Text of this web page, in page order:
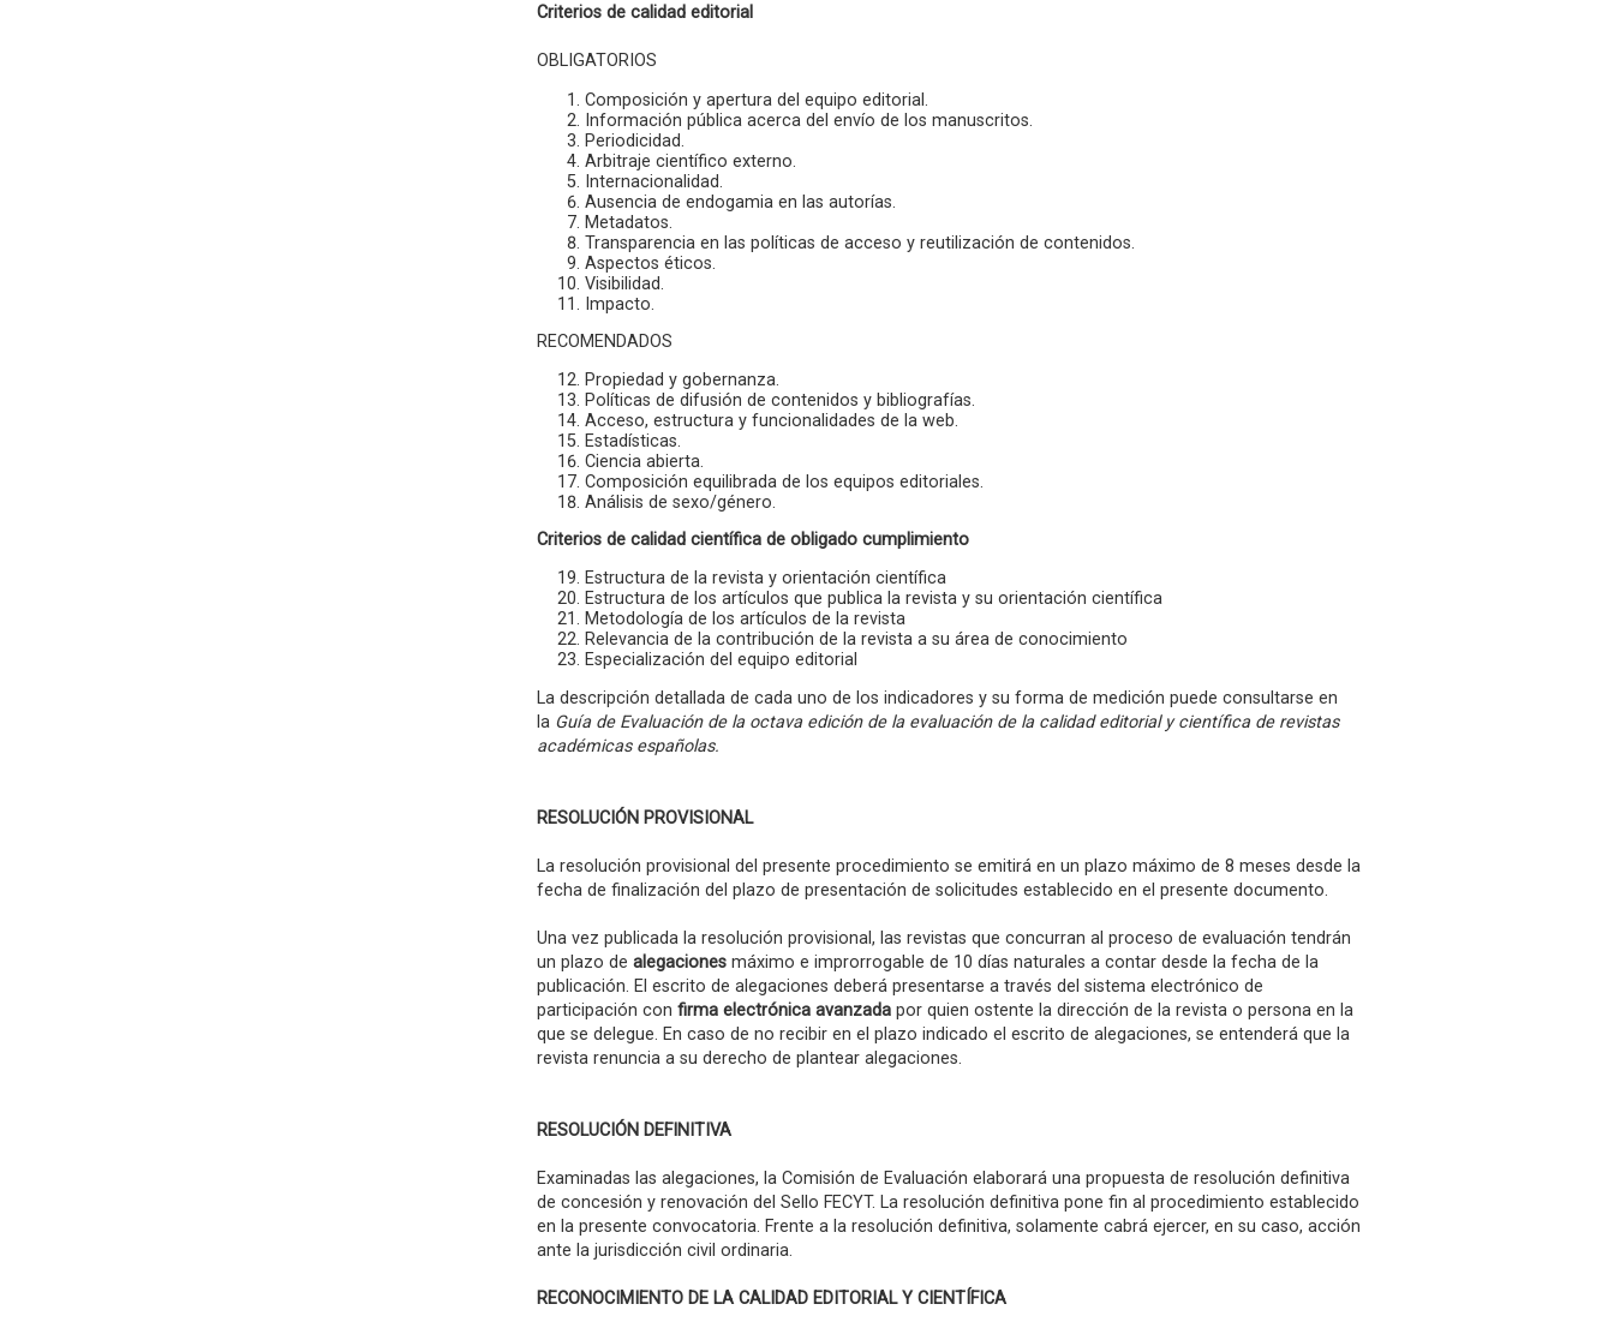
Criterios de calidad editorial
OBLIGATORIOS
Composición y apertura del equipo editorial.
Información pública acerca del envío de los manuscritos.
Periodicidad.
Arbitraje científico externo.
Internacionalidad.
Ausencia de endogamia en las autorías.
Metadatos.
Transparencia en las políticas de acceso y reutilización de contenidos.
Aspectos éticos.
Visibilidad.
Impacto.
RECOMENDADOS
Propiedad y gobernanza.
Políticas de difusión de contenidos y bibliografías.
Acceso, estructura y funcionalidades de la web.
Estadísticas.
Ciencia abierta.
Composición equilibrada de los equipos editoriales.
Análisis de sexo/género.
Criterios de calidad científica de obligado cumplimiento
Estructura de la revista y orientación científica
Estructura de los artículos que publica la revista y su orientación científica
Metodología de los artículos de la revista
Relevancia de la contribución de la revista a su área de conocimiento
Especialización del equipo editorial
La descripción detallada de cada uno de los indicadores y su forma de medición puede consultarse en
la Guía de Evaluación de la octava edición de la evaluación de la calidad editorial y científica de revistas
académicas españolas.
RESOLUCIÓN PROVISIONAL
La resolución provisional del presente procedimiento se emitirá en un plazo máximo de 8 meses desde la
fecha de finalización del plazo de presentación de solicitudes establecido en el presente documento.
Una vez publicada la resolución provisional, las revistas que concurran al proceso de evaluación tendrán
un plazo de alegaciones máximo e improrrogable de 10 días naturales a contar desde la fecha de la
publicación. El escrito de alegaciones deberá presentarse a través del sistema electrónico de
participación con firma electrónica avanzada por quien ostente la dirección de la revista o persona en la
que se delegue. En caso de no recibir en el plazo indicado el escrito de alegaciones, se entenderá que la
revista renuncia a su derecho de plantear alegaciones.
RESOLUCIÓN DEFINITIVA
Examinadas las alegaciones, la Comisión de Evaluación elaborará una propuesta de resolución definitiva
de concesión y renovación del Sello FECYT. La resolución definitiva pone fin al procedimiento establecido
en la presente convocatoria. Frente a la resolución definitiva, solamente cabrá ejercer, en su caso, acción
ante la jurisdicción civil ordinaria.
RECONOCIMIENTO DE LA CALIDAD EDITORIAL Y CIENTÍFICA